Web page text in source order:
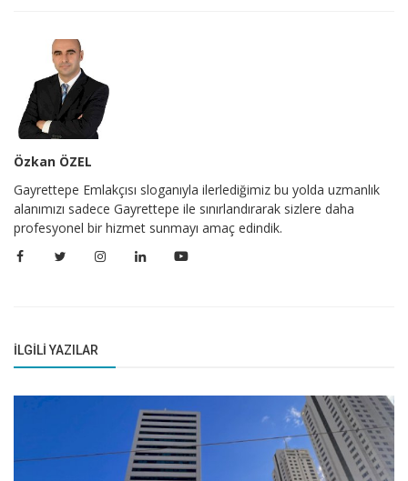
Özkan ÖZEL
Gayrettepe Emlakçısı sloganıyla ilerlediğimiz bu yolda uzmanlık
alanımızı sadece Gayrettepe ile sınırlandırarak sizlere daha
profesyonel bir hizmet sunmayı amaç edindik.
İLGILI YAZILAR